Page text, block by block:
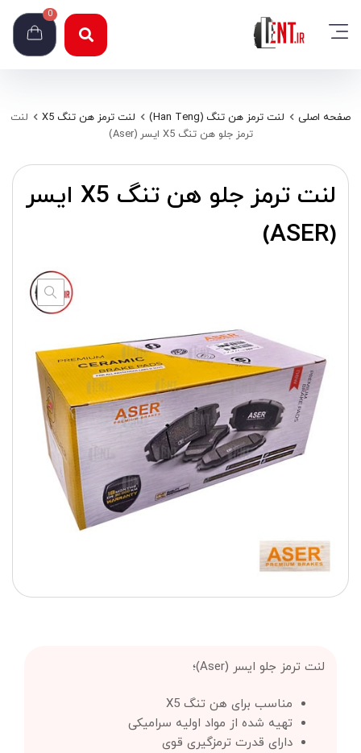
0
صفحه اصلی لنت ترمز هن تنگ (Han Teng) لنت ترمز هن تنگ X5
لنت
ترمز جلو هن تنگ X5 ایسر (Aser)
لنت ترمز جلو هن تنگ X5 ایسر
(ASER)
لنت ترمز جلو ایسر (Aser)؛
مناسب برای هن تنگ X5
تهیه شده از مواد اولیه سرامیکی
دارای قدرت ترمزگیری قوی